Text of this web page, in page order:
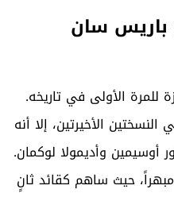
سان
للمرة الأولى في تاريخه.
الأخيرتين، إلا أنه
أوسيمين وأديمولا لوكمان.
حيث ساهم كقائد ثانٍ